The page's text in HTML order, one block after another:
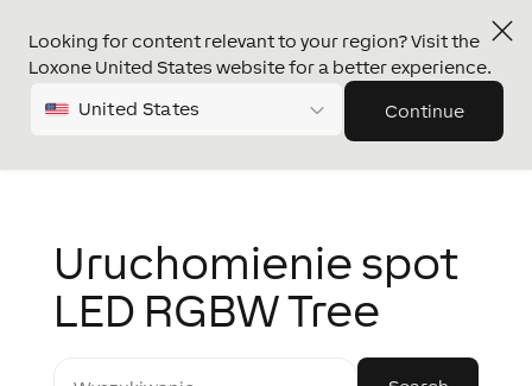
Looking for content relevant to your region? Visit the
Loxone United States website for a better experience.
United States Continue
Uruchomienie spot
LED RGBW Tree